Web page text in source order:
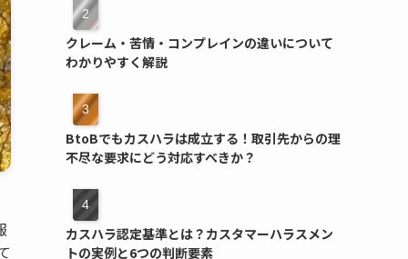
クレーム・苦情・コンプレインの違いについて
わかりやすく解説
BtoBでもカスハラは成立する！取引先からの理
不尽な要求にどう対応すべきか？
カスハラ認定基準とは？カスタマーハラスメン
トの実例と6つの判断要素